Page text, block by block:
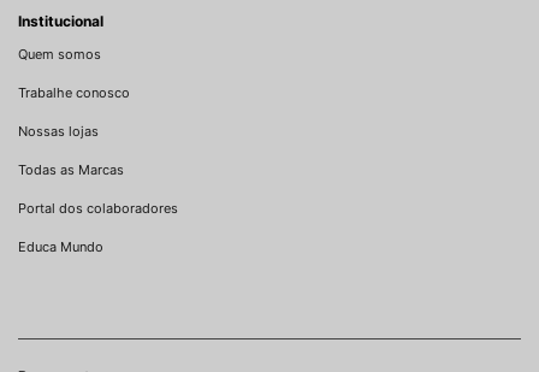
Institucional
Quem somos
Trabalhe conosco
Nossas lojas
Todas as Marcas
Portal dos colaboradores
Educa Mundo